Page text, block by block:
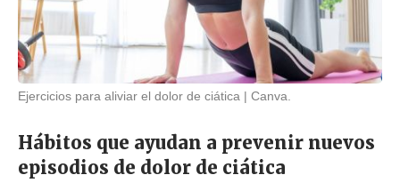
Ejercicios para aliviar el dolor de ciática Canva.
Hábitos que ayudan a prevenir nuevos
episodios de dolor de ciática